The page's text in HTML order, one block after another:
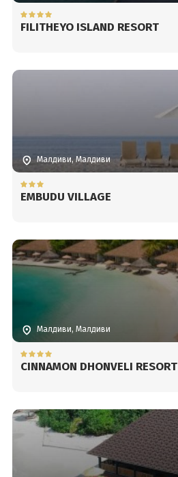
FILITHEYO ISLAND RESORT
Малдиви, Малдиви
EMBUDU VILLAGE
Малдиви, Малдиви
CINNAMON DHONVELI RESORT